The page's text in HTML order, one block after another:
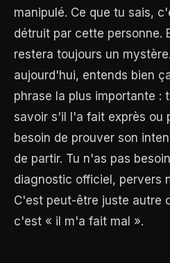
manipulé. Ce que tu sais,
détruit par cette personne.
restera toujours un
aujourd'hui, entends bien
phrase la plus importante :
savoir s'il l'a fait exprès ou
besoin de prouver son
de partir. Tu n'as pas
diagnostic officiel, pervers
C'est peut-être juste autre
c'est « il m'a fait mal ».